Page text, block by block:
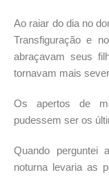
Ao raiar do dia no
Transfiguração e
abraçavam seus
tornavam mais
Os apertos de
pudessem ser os
Quando
noturna levaria as